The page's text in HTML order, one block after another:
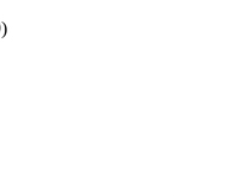
)